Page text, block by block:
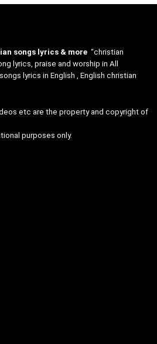
songs lyrics & more “christian
lyrics, praise and worship in All
lyrics in English , English christian
etc are the property and copyright of
purposes only.